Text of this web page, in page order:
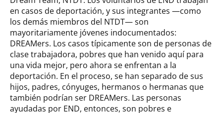
en casos de deportación, y sus integrantes —como
los demás miembros del NTDT— son
mayoritariamente jóvenes indocumentados:
DREAMers. Los casos típicamente son de personas de
clase trabajadora, pobres que han venido aquí para
una vida mejor, pero ahora se enfrentan a la
deportación. En el proceso, se han separado de sus
hijos, padres, cónyuges, hermanos o hermanas que
también podrían ser DREAMers. Las personas
ayudadas por END, entonces, son pobres e